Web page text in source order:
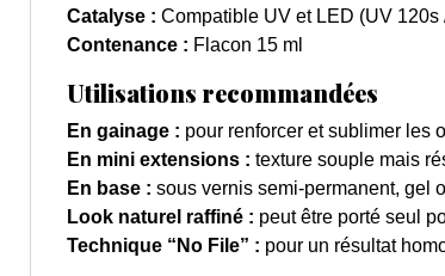
Catalyse : Compatible UV et LED (UV 120s
Contenance : Flacon 15 ml
Utilisations recommandées
En gainage : pour renforcer et sublimer les
En mini extensions : texture souple mais
En base : sous vernis semi-permanent, gel
Look naturel raffiné : peut être porté seul
Technique “No File” : pour un résultat